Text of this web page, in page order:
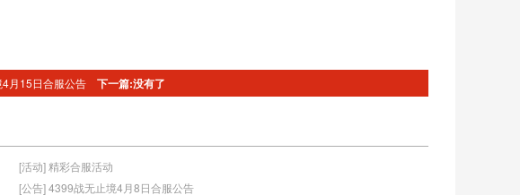
月15日合服公告下一篇:没有了
[活动] 精彩合服活动
[公告] 4399战无止境4月8日合服公告